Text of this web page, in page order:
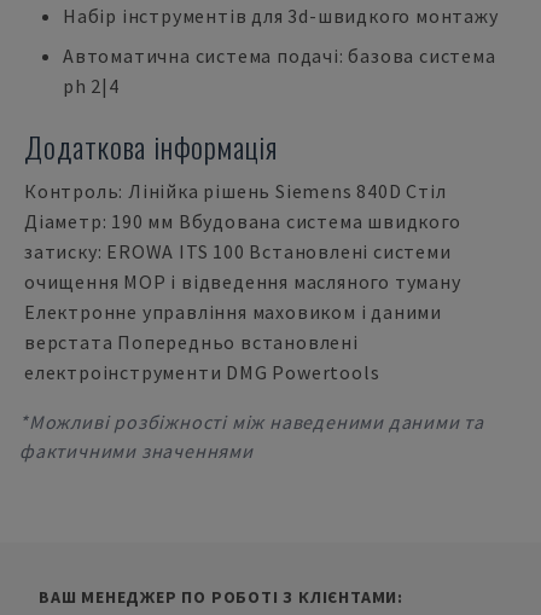
Набір інструментів для 3d-швидкого монтажу
Автоматична система подачі: базова система
ph 2|4
Додаткова інформація
Контроль: Лінійка рішень Siemens 840D Стіл
Діаметр: 190 мм Вбудована система швидкого
затиску: EROWA ITS 100 Встановлені системи
очищення МОР і відведення масляного туману
Електронне управління маховиком і даними
верстата Попередньо встановлені
електроінструменти DMG Powertools
*Можливі розбіжності між наведеними даними та
фактичними значеннями
ВАШ МЕНЕДЖЕР ПО РОБОТІ З КЛІЄНТАМИ: